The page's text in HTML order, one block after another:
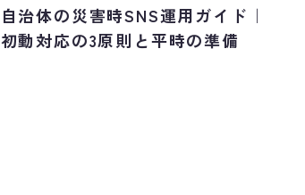
自治体の災害時SNS運用ガイド｜
初動対応の3原則と平時の準備